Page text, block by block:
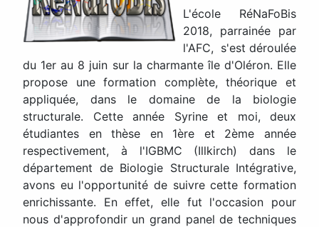
L'école RéNaFoBis
2018, parrainée par
l'AFC, s'est déroulée
du 1er au 8 juin sur la charmante île d'Oléron. Elle
propose une formation complète, théorique et
appliquée, dans le domaine de la biologie
structurale. Cette année Syrine et moi, deux
étudiantes en thèse en 1ère et 2ème année
respectivement, à l'IGBMC (Illkirch) dans le
département de Biologie Structurale Intégrative,
avons eu l'opportunité de suivre cette formation
enrichissante. En effet, elle fut l'occasion pour
nous d'approfondir un grand panel de techniques